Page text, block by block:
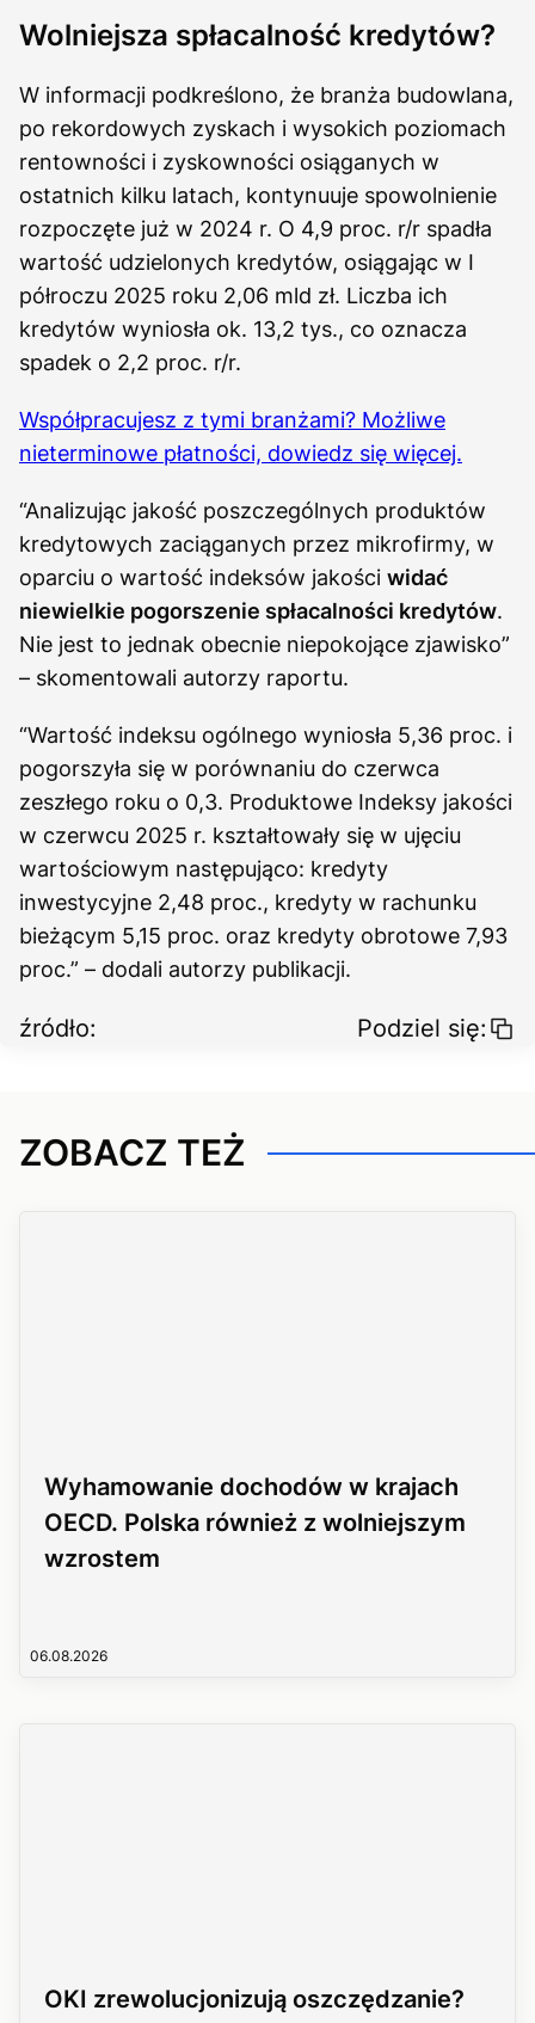
Wolniejsza spłacalność kredytów?
W informacji podkreślono, że branża budowlana,
po rekordowych zyskach i wysokich poziomach
rentowności i zyskowności osiąganych w
ostatnich kilku latach, kontynuuje spowolnienie
rozpoczęte już w 2024 r. O 4,9 proc. r/r spadła
wartość udzielonych kredytów, osiągając w I
półroczu 2025 roku 2,06 mld zł. Liczba ich
kredytów wyniosła ok. 13,2 tys., co oznacza
spadek o 2,2 proc. r/r.
Współpracujesz z tymi branżami? Możliwe
nieterminowe płatności, dowiedz się więcej.
“Analizując jakość poszczególnych produktów
kredytowych zaciąganych przez mikrofirmy, w
oparciu o wartość indeksów jakości widać
niewielkie pogorszenie spłacalności kredytów.
Nie jest to jednak obecnie niepokojące zjawisko”
– skomentowali autorzy raportu.
“Wartość indeksu ogólnego wyniosła 5,36 proc. i
pogorszyła się w porównaniu do czerwca
zeszłego roku o 0,3. Produktowe Indeksy jakości
w czerwcu 2025 r. kształtowały się w ujęciu
wartościowym następująco: kredyty
inwestycyjne 2,48 proc., kredyty w rachunku
bieżącym 5,15 proc. oraz kredyty obrotowe 7,93
proc.” – dodali autorzy publikacji.
źródło: Podziel się:
ZOBACZ TEŻ
Wyhamowanie dochodów w krajach
OECD. Polska również z wolniejszym
wzrostem
06.08.2026
OKI zrewolucjonizują oszczędzanie?